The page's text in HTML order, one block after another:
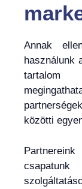
Annak
használunk
közötti